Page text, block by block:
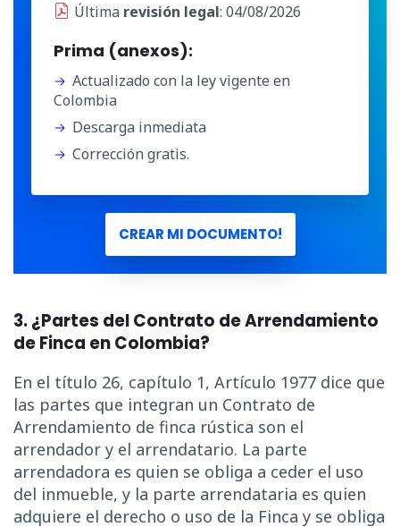
Última revisión legal: 04/08/2026
Prima (anexos):
Actualizado con la ley vigente en
Colombia
Descarga inmediata
Corrección gratis.
CREAR MI DOCUMENTO!
3. ¿Partes del Contrato de Arrendamiento
de Finca en Colombia?
En el título 26, capítulo 1, Artículo 1977 dice que
las partes que integran un Contrato de
Arrendamiento de finca rústica son el
arrendador y el arrendatario. La parte
arrendadora es quien se obliga a ceder el uso
del inmueble, y la parte arrendataria es quien
adquiere el derecho o uso de la Finca y se obliga